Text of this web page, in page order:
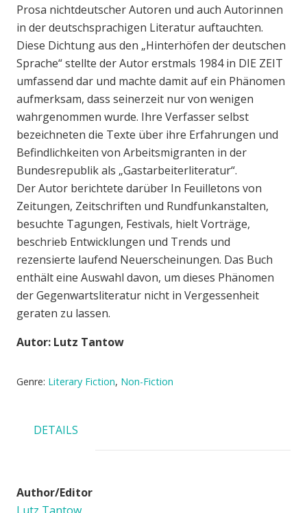
Prosa nichtdeutscher Autoren und auch Autorinnen
in der deutschsprachigen Literatur auftauchten.
Diese Dichtung aus den „Hinterhöfen der deutschen
Sprache“ stellte der Autor erstmals 1984 in DIE ZEIT
umfassend dar und machte damit auf ein Phänomen
aufmerksam, dass seinerzeit nur von wenigen
wahrgenommen wurde. Ihre Verfasser selbst
bezeichneten die Texte über ihre Erfahrungen und
Befindlichkeiten von Arbeitsmigranten in der
Bundesrepublik als „Gastarbeiterliteratur“.
Der Autor berichtete darüber In Feuilletons von
Zeitungen, Zeitschriften und Rundfunkanstalten,
besuchte Tagungen, Festivals, hielt Vorträge,
beschrieb Entwicklungen und Trends und
rezensierte laufend Neuerscheinungen. Das Buch
enthält eine Auswahl davon, um dieses Phänomen
der Gegenwartsliteratur nicht in Vergessenheit
geraten zu lassen.
Autor: Lutz Tantow
Genre: Literary Fiction, Non-Fiction
DETAILS
Author/Editor